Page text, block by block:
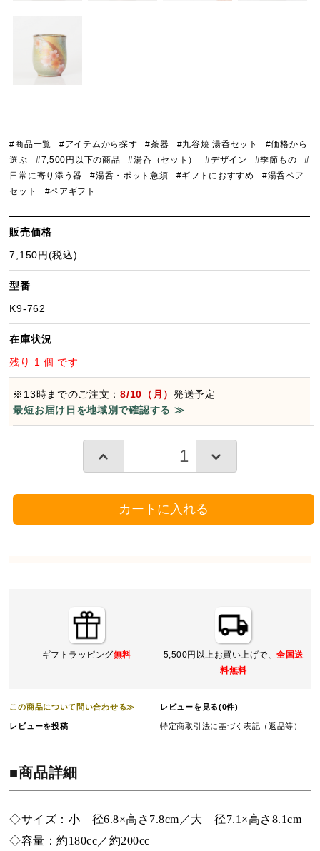
#商品一覧 #アイテムから探す #茶器 #九谷焼 湯呑セット
#価格から
選ぶ
#7,500円以下の商品 #湯呑（セット） #デザイン #季節もの
#
日常に寄り添う器
#湯呑・ポット急須 #ギフトにおすすめ
#湯呑ペア
セット
#ペアギフト
販売価格
7,150円(税込)
型番
K9-762
在庫状況
残り 1 個 です
※13時までのご注文：8/10（月）発送予定
最短お届け日を地域別で確認する ≫
カートに入れる
ギフトラッピング無料 5,500円以上お買い上げで、全国送
料無料
この商品について問い合わせる≫ レビューを見る(0件)
レビューを投稿 特定商取引法に基づく表記（返品等）
■商品詳細
◇サイズ：小 径6.8×高さ7.8cm／大 径7.1×高さ8.1cm
◇容量：約180cc／約200cc